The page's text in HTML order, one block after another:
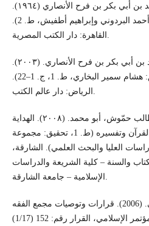
٣٧. القرطبي، محمد بن أحمد بن أبي بكر بن فرح الأنصاري (١٩٦٤).
الجامع لأحكام القرآن (تحقيق: أحمد البردوني وإبراهيم أطفيش، ط. 2).
٣٨. القرطبي، محمد بن أحمد بن أبي بكر بن فرح الأنصاري. (٢٠٠٣).
الجامع لأحكام القرآن (تحقيق: هشام سمير البخاري، ط. 1، ج. 1–22).
٣٩. القيرواني، مكي بن أبي طالب حمّوش، أبو محمد. (٢٠٠٨). الهداية
إلى بلوغ النهاية في علم معاني القرآن وتفسيره (ط. 1، تحقيق: مجموعة
العليا والبحث العلمي). الشارقة،
والسنة – كلية الشريعة والدراسات
٤٠. مجمع الفقه الإسلامي. (2006). قرارات وتوصيات مجمع الفقه
الإسلامي التابع لمنظمة المؤتمر الإسلامي، القرار رقم: 152 (1/17)